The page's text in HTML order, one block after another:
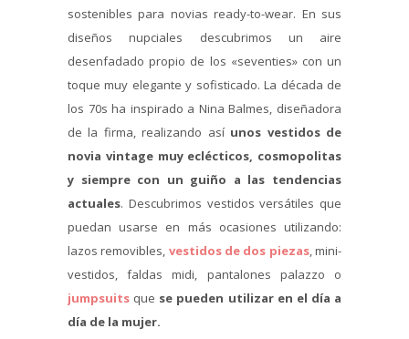
sostenibles para novias ready-to-wear. En sus
diseños nupciales descubrimos un aire
desenfadado propio de los «seventies» con un
toque muy elegante y sofisticado. La década de
los 70s ha inspirado a Nina Balmes, diseñadora
de la firma, realizando así unos vestidos de
novia vintage muy eclécticos, cosmopolitas
y siempre con un guiño a las tendencias
actuales. Descubrimos vestidos versátiles que
puedan usarse en más ocasiones utilizando:
lazos removibles, vestidos de dos piezas, mini-
vestidos, faldas midi, pantalones palazzo o
jumpsuits que se pueden utilizar en el día a
día de la mujer.